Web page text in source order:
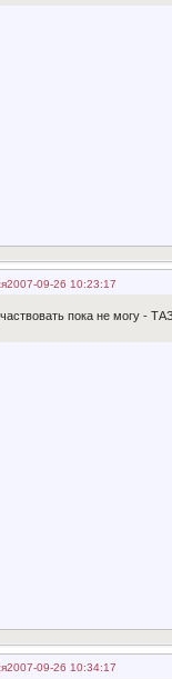
2007-09-26 10:23:17
пока не могу -
2007-09-26 10:34:17